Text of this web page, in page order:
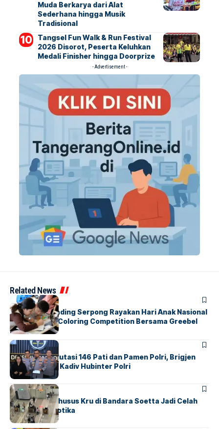
Muda Berkarya dari Alat
Sederhana hingga Musik
Tradisional
Tangsel Fun Walk & Run Festival
2026 Disorot, Peserta Keluhkan
Medali Finisher hingga Doorprize
- Advertisement -
Related News
BERITAINDEX
Atria Hotel Gading Serpong Rayakan Hari Anak Nasional
Lewat Family Coloring Competition Bersama Greebel
Indonesia
BERITA
Mabes Polri Mutasi 146 Pati dan Pamen Polri, Brigjen
Untung Jabat Kadiv Hubinter Polri
BANDARABERITA
Ketika Jalur Khusus Kru di Bandara Soetta Jadi Celah
Sindikat Narkotika